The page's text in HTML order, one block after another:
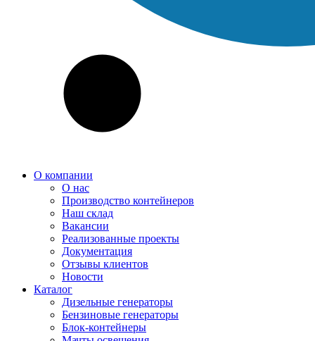
О компании
О нас
Производство контейнеров
Наш склад
Вакансии
Реализованные проекты
Документация
Отзывы клиентов
Новости
Каталог
Дизельные генераторы
Бензиновые генераторы
Блок-контейнеры